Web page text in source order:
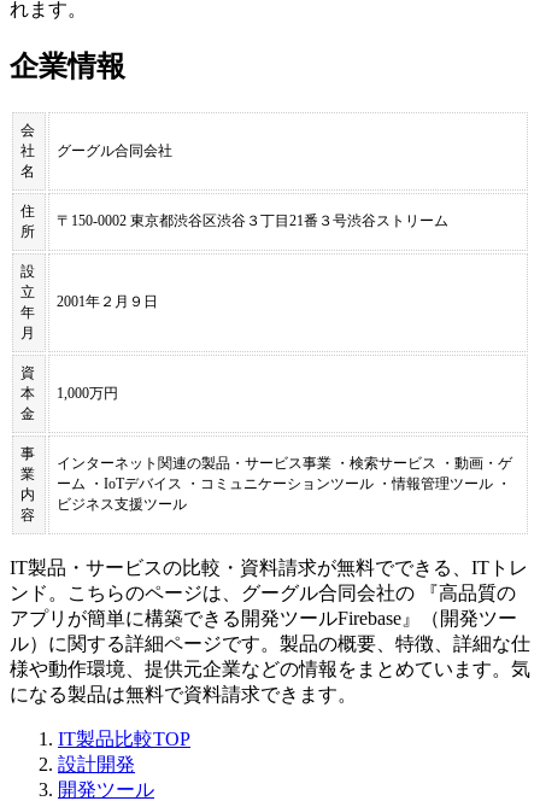
れます。
企業情報
会
社
名
グーグル合同会社
住
所
〒150-0002 東京都渋谷区渋谷３丁目21番３号渋谷ストリーム
設
立
年
月
2001年２月９日
資
本
金
1,000万円
事
業
内
容
インターネット関連の製品・サービス事業 ・検索サービス ・動画・ゲ
ーム ・IoTデバイス ・コミュニケーションツール ・情報管理ツール ・
ビジネス支援ツール
IT製品・サービスの比較・資料請求が無料でできる、ITトレ
ンド。こちらのページは、 グーグル合同会社の 『高品質の
アプリが簡単に構築できる開発ツールFirebase 』（ 開発ツー
ル）に関する詳細ページです。製品の概要、特徴、詳細な仕
様や動作環境、提供元企業などの情報をまとめています。気
になる製品は無料で資料請求できます。
IT製品比較TOP
設計開発
開発ツール